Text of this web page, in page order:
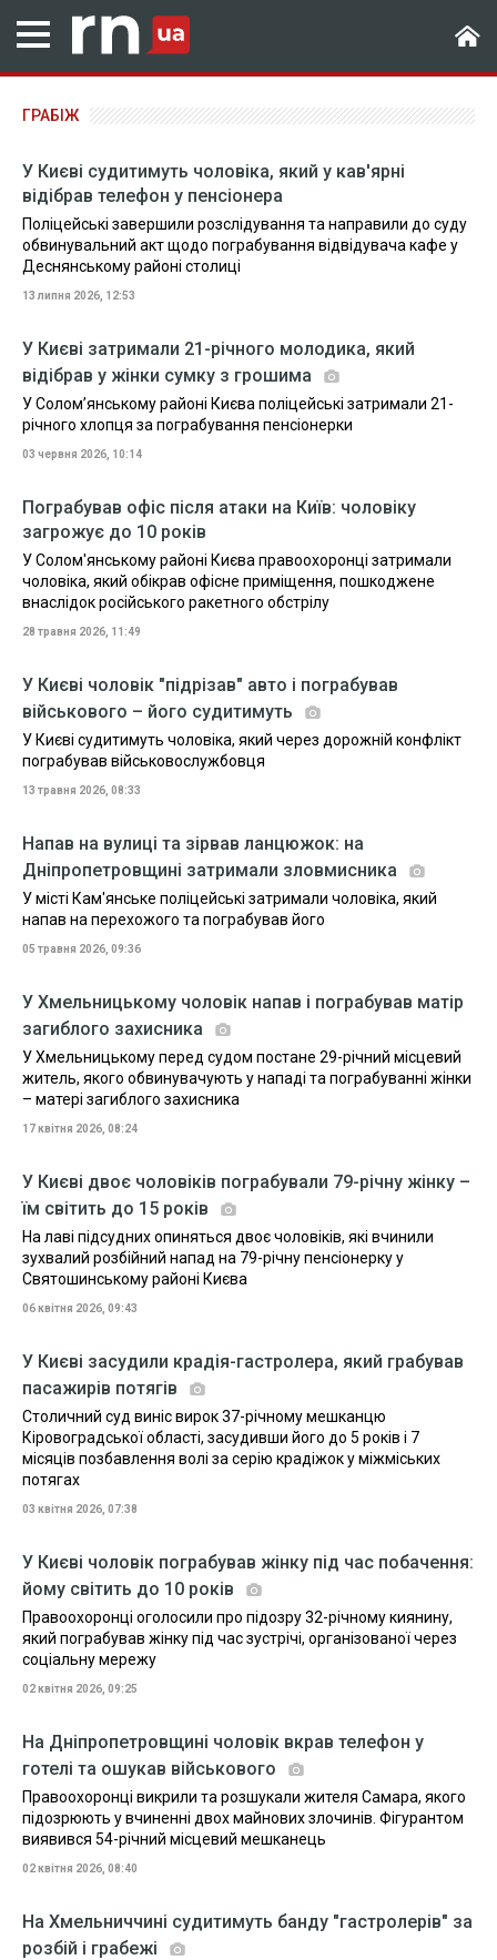
ГРАБІЖ
У Києві судитимуть чоловіка, який у кав'ярні
відібрав телефон у пенсіонера
Поліцейські завершили розслідування та направили до суду
обвинувальний акт щодо пограбування відвідувача кафе у
Деснянському районі столиці
13 липня 2026, 12:53
У Києві затримали 21-річного молодика, який
відібрав у жінки сумку з грошима
У Солом’янському районі Києва поліцейські затримали 21-
річного хлопця за пограбування пенсіонерки
03 червня 2026, 10:14
Пограбував офіс після атаки на Київ: чоловіку
загрожує до 10 років
У Солом'янському районі Києва правоохоронці затримали
чоловіка, який обікрав офісне приміщення, пошкоджене
внаслідок російського ракетного обстрілу
28 травня 2026, 11:49
У Києві чоловік "підрізав" авто і пограбував
військового – його судитимуть
У Києві судитимуть чоловіка, який через дорожній конфлікт
пограбував військовослужбовця
13 травня 2026, 08:33
Напав на вулиці та зірвав ланцюжок: на
Дніпропетровщині затримали зловмисника
У місті Кам'янське поліцейські затримали чоловіка, який
напав на перехожого та пограбував його
05 травня 2026, 09:36
У Хмельницькому чоловік напав і пограбував матір
загиблого захисника
У Хмельницькому перед судом постане 29-річний місцевий
житель, якого обвинувачують у нападі та пограбуванні жінки
– матері загиблого захисника
17 квітня 2026, 08:24
У Києві двоє чоловіків пограбували 79-річну жінку –
їм світить до 15 років
На лаві підсудних опиняться двоє чоловіків, які вчинили
зухвалий розбійний напад на 79-річну пенсіонерку у
Святошинському районі Києва
06 квітня 2026, 09:43
У Києві засудили крадія-гастролера, який грабував
пасажирів потягів
Столичний суд виніс вирок 37-річному мешканцю
Кіровоградської області, засудивши його до 5 років і 7
місяців позбавлення волі за серію крадіжок у міжміських
потягах
03 квітня 2026, 07:38
У Києві чоловік пограбував жінку під час побачення:
йому світить до 10 років
Правоохоронці оголосили про підозру 32-річному киянину,
який пограбував жінку під час зустрічі, організованої через
соціальну мережу
02 квітня 2026, 09:25
На Дніпропетровщині чоловік вкрав телефон у
готелі та ошукав військового
Правоохоронці викрили та розшукали жителя Самара, якого
підозрюють у вчиненні двох майнових злочинів. Фігурантом
виявився 54-річний місцевий мешканець
02 квітня 2026, 08:40
На Хмельниччині судитимуть банду "гастролерів" за
розбій і грабежі